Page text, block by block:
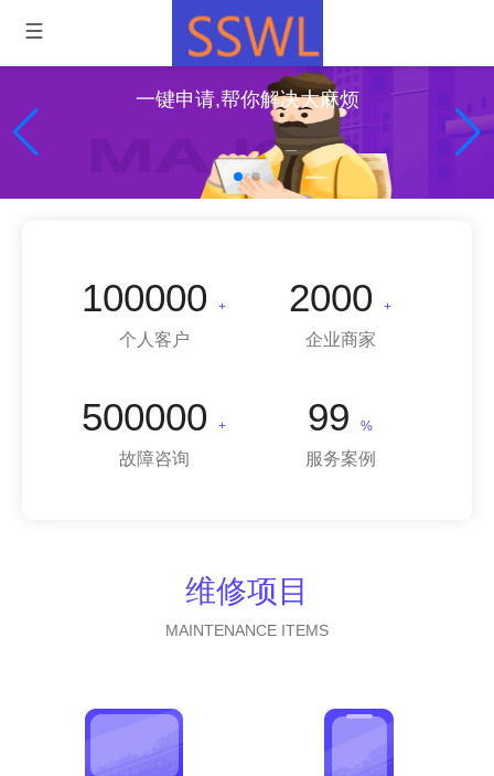
一键申请,帮你解决大麻烦
100000 +
个人客户
2000 +
企业商家
500000 +
故障咨询
99 %
服务案例
维修项目
MAINTENANCE ITEMS